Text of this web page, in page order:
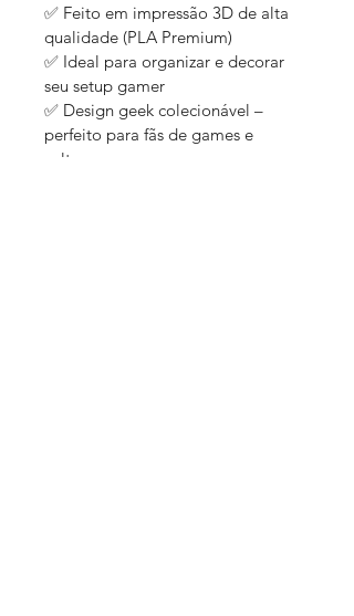
✅ Feito em impressão 3D de alta
qualidade (PLA Premium)
✅ Ideal para organizar e decorar
seu setup gamer
✅ Design geek colecionável –
perfeito para fãs de games e
cultura pop